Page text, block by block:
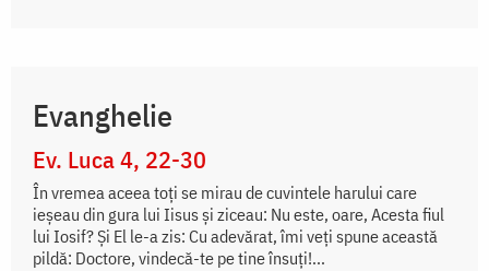
Evanghelie
Ev. Luca 4, 22-30
În vremea aceea toți se mirau de cuvintele harului care
ieșeau din gura lui Iisus și ziceau: Nu este, oare, Acesta fiul
lui Iosif? Și El le-a zis: Cu adevărat, îmi veți spune această
pildă: Doctore, vindecă-te pe tine însuți!...